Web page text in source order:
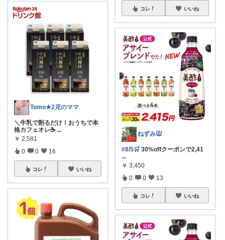
Tomo★2児のママ
＼牛乳で割るだけ！おうちで本
格カフェオレ☕ ...
￥ 2,581
0 0 16
コレ いいね
コレ いいね
ねずみ🐭
#8/5🛒 30%offクーポンで2,41
...
￥ 3,450
0 0 13
コレ いいね